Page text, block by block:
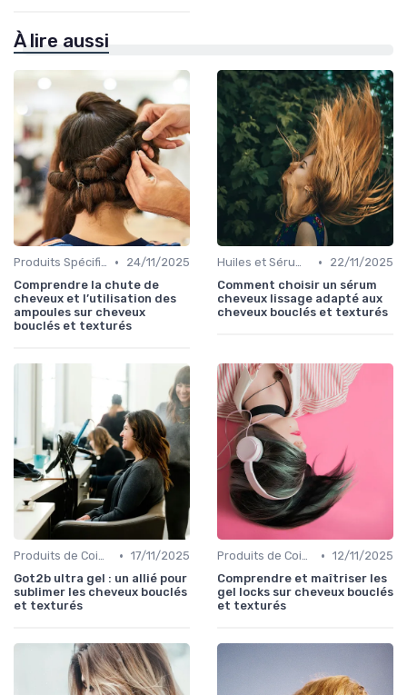
À lire aussi
Produits Spécifiques (Anti-Frisottis, Hydratants) •
24/11/2025
Comprendre la chute de
cheveux et l’utilisation des
ampoules sur cheveux
bouclés et texturés
Huiles et Sérums •
22/11/2025
Comment choisir un sérum
cheveux lissage adapté aux
cheveux bouclés et texturés
Produits de Coiffage • 17/11/2025
Got2b ultra gel : un allié pour
sublimer les cheveux bouclés
et texturés
Produits de Coiffage • 12/11/2025
Comprendre et maîtriser les
gel locks sur cheveux bouclés
et texturés